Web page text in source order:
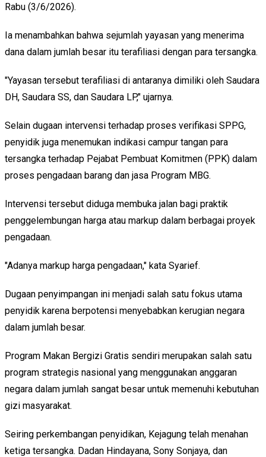
Rabu (3/6/2026).
Ia menambahkan bahwa sejumlah yayasan yang menerima
dana dalam jumlah besar itu terafiliasi dengan para tersangka.
"Yayasan tersebut terafiliasi di antaranya dimiliki oleh Saudara
DH, Saudara SS, dan Saudara LP," ujarnya.
Selain dugaan intervensi terhadap proses verifikasi SPPG,
penyidik juga menemukan indikasi campur tangan para
tersangka terhadap Pejabat Pembuat Komitmen (PPK) dalam
proses pengadaan barang dan jasa Program MBG.
Intervensi tersebut diduga membuka jalan bagi praktik
penggelembungan harga atau markup dalam berbagai proyek
pengadaan.
"Adanya markup harga pengadaan," kata Syarief.
Dugaan penyimpangan ini menjadi salah satu fokus utama
penyidik karena berpotensi menyebabkan kerugian negara
dalam jumlah besar.
Program Makan Bergizi Gratis sendiri merupakan salah satu
program strategis nasional yang menggunakan anggaran
negara dalam jumlah sangat besar untuk memenuhi kebutuhan
gizi masyarakat.
Seiring perkembangan penyidikan, Kejagung telah menahan
ketiga tersangka. Dadan Hindayana, Sony Sonjaya, dan